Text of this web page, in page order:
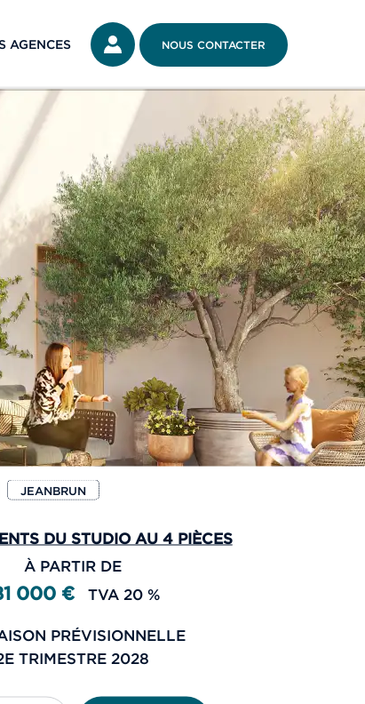
AGENCES NOUS CONTACTER
JEANBRUN
DU STUDIO AU 4 PIÈCES
À PARTIR DE
000 € TVA 20 %
PRÉVISIONNELLE
TRIMESTRE 2028